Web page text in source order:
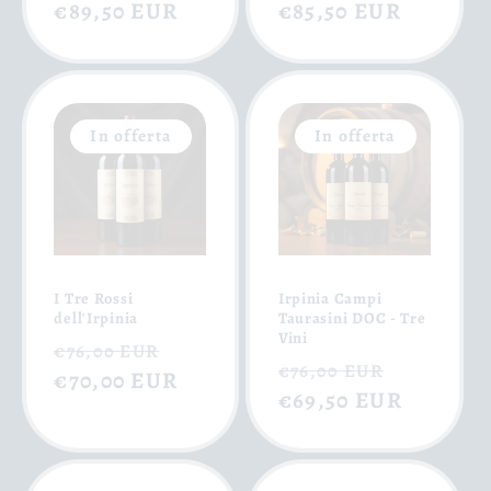
di
€89,50 EUR
di
scontato
€85,50 EUR
In offerta
I Tre Rossi
dell'Irpinia
Prezzo
di
€76,00 EUR
scontato
€70,00 EUR
In offerta
Irpinia Campi
Taurasini DOC - Tre
Vini
Prezzo
di
€76,00 EUR
scontato
€69,50 EUR